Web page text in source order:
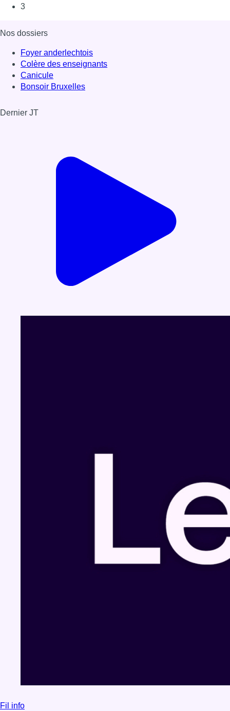
3
Nos dossiers
Foyer anderlechtois
Colère des enseignants
Canicule
Bonsoir Bruxelles
Dernier JT
Fil info